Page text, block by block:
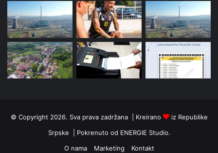
© Copyright 2026. Sva prava zadržana | Kreirano
iz Republike
Srpske | Pokrenuto od ENERGIE Studio.
O nama
Marketing Kontakt